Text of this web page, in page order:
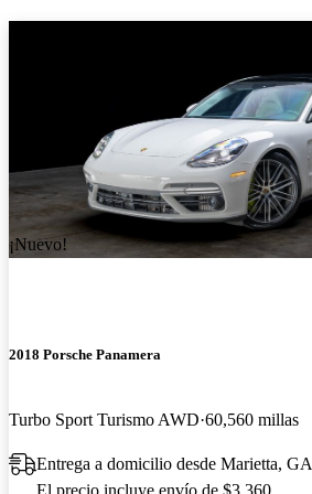
¡Nuevo!
2018 Porsche Panamera
Turbo Sport Turismo AWD 60,560 millas
Entrega a domicilio desde Marietta, GA